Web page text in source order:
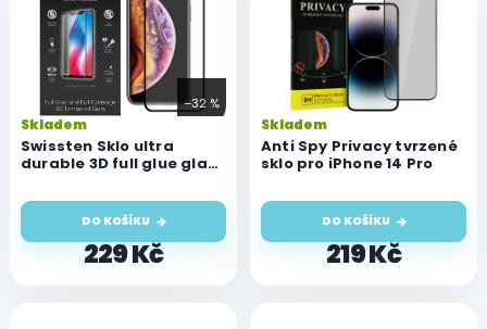
–32 %
Swissten Sklo ultra
durable 3D full glue glass
Skladem
229 Kč
DO KOŠÍKU
Anti Spy Privacy tvrzené
sklo pro iPhone 14 Pro
Skladem
219 Kč
DO KOŠÍKU